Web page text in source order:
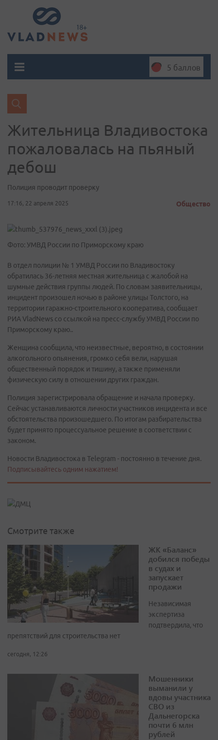
5 баллов
Жительница Владивостока
пожаловалась на пьяный
дебош
Полиция проводит проверку
17:16, 22 апреля 2025 Общество
Фото: УМВД России по Приморскому краю
В отдел полиции № 1 УМВД России по Владивостоку
обратилась 36-летняя местная жительница с жалобой на
шумные действия группы людей. По словам заявительницы,
инцидент произошел ночью в районе улицы Толстого, на
территории гаражно-строительного кооператива, сообщает
РИА VladNews со ссылкой на пресс-службу УМВД России по
Приморскому краю..
Женщина сообщила, что неизвестные, вероятно, в состоянии
алкогольного опьянения, громко себя вели, нарушая
общественный порядок и тишину, а также применяли
физическую силу в отношении других граждан.
Полиция зарегистрировала обращение и начала проверку.
Сейчас устанавливаются личности участников инцидента и все
обстоятельства произошедшего. По итогам разбирательства
будет принято процессуальное решение в соответствии с
законом.
Новости Владивостока в Telegram - постоянно в течение дня.
Подписывайтесь одним нажатием!
Смотрите также
ЖК «Баланс»
добился победы
в судах и
запускает
продажи
Независимая
экспертиза
подтвердила, что
препятствий для строительства нет
сегодня, 12:26
Мошенники
выманили у
вдовы участника
СВО из
Дальнегорска
почти 6 млн
рублей